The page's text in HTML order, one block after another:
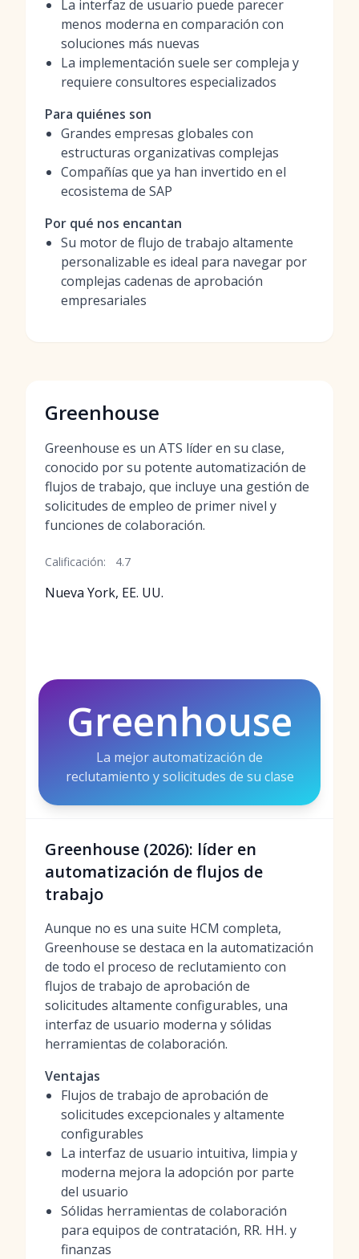
La interfaz de usuario puede parecer
menos moderna en comparación con
soluciones más nuevas
La implementación suele ser compleja y
requiere consultores especializados
Para quiénes son
Grandes empresas globales con
estructuras organizativas complejas
Compañías que ya han invertido en el
ecosistema de SAP
Por qué nos encantan
Su motor de flujo de trabajo altamente
personalizable es ideal para navegar por
complejas cadenas de aprobación
empresariales
Greenhouse
Greenhouse es un ATS líder en su clase,
conocido por su potente automatización de
flujos de trabajo, que incluye una gestión de
solicitudes de empleo de primer nivel y
funciones de colaboración.
Calificación: 4.7
Nueva York, EE. UU.
Greenhouse
La mejor automatización de
reclutamiento y solicitudes de su clase
Greenhouse (2026): líder en
automatización de flujos de
trabajo
Aunque no es una suite HCM completa,
Greenhouse se destaca en la automatización
de todo el proceso de reclutamiento con
flujos de trabajo de aprobación de
solicitudes altamente configurables, una
interfaz de usuario moderna y sólidas
herramientas de colaboración.
Ventajas
Flujos de trabajo de aprobación de
solicitudes excepcionales y altamente
configurables
La interfaz de usuario intuitiva, limpia y
moderna mejora la adopción por parte
del usuario
Sólidas herramientas de colaboración
para equipos de contratación, RR. HH. y
finanzas